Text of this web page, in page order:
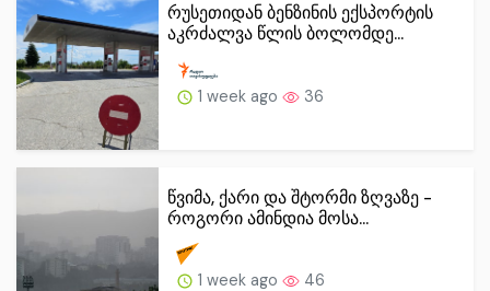
რუსეთიდან ბენზინის ექსპორტის
აკრძალვა წლის ბოლომდე...
1 week ago 36
წვიმა, ქარი და შტორმი ზღვაზე -
როგორი ამინდია მოსა...
1 week ago 46